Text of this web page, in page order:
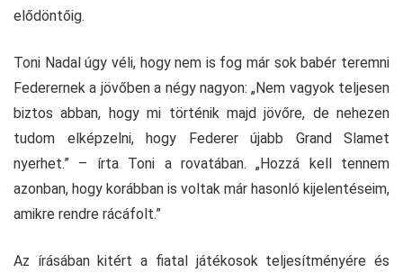
elődöntőig.
Toni Nadal úgy véli, hogy nem is fog már sok babér teremni
Federernek a jövőben a négy nagyon: „Nem vagyok teljesen
biztos abban, hogy mi történik majd jövőre, de nehezen
tudom elképzelni, hogy Federer újabb Grand Slamet
nyerhet.” – írta Toni a rovatában. „Hozzá kell tennem
azonban, hogy korábban is voltak már hasonló kijelentéseim,
amikre rendre rácáfolt.”
Az írásában kitért a fiatal játékosok teljesítményére és